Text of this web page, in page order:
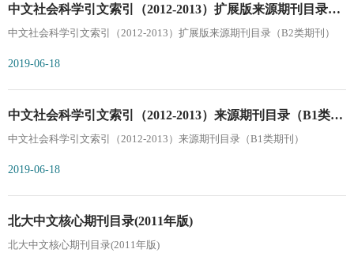
中文社会科学引文索引（2012-2013）扩展版来源期刊目录
（B2类期刊）
中文社会科学引文索引（2012-2013）扩展版来源期刊目录（B2类期刊）
2019-06-18
中文社会科学引文索引（2012-2013）来源期刊目录（B1类期
刊）
中文社会科学引文索引（2012-2013）来源期刊目录（B1类期刊）
2019-06-18
北大中文核心期刊目录(2011年版)
北大中文核心期刊目录(2011年版)